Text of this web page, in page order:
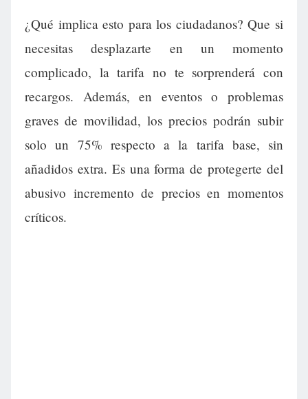
¿Qué implica esto para los ciudadanos? Que si
necesitas desplazarte en un momento
complicado, la tarifa no te sorprenderá con
recargos. Además, en eventos o problemas
graves de movilidad, los precios podrán subir
solo un 75% respecto a la tarifa base, sin
añadidos extra. Es una forma de protegerte del
abusivo incremento de precios en momentos
críticos.